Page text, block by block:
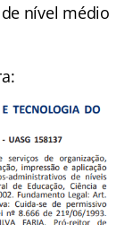
nível médio